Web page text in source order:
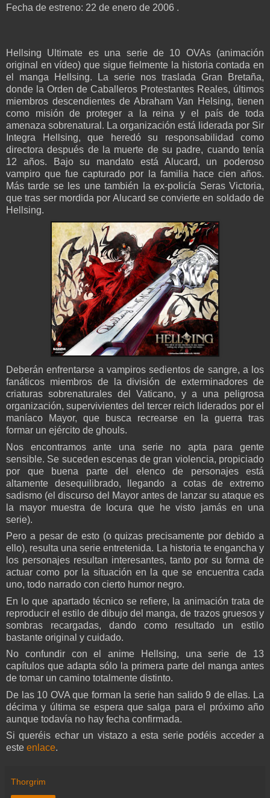
Fecha de estreno: 22 de enero de 2006 .
Hellsing Ultimate es una serie de 10 OVAs (animación
original en vídeo) que sigue fielmente la historia contada en
el manga Hellsing. La serie nos traslada Gran Bretaña,
donde la Orden de Caballeros Protestantes Reales, últimos
miembros descendientes de Abraham Van Helsing, tienen
como misión de proteger a la reina y el país de toda
amenaza sobrenatural. La organización está liderada por Sir
Integra Hellsing, que heredó su responsabilidad como
directora después de la muerte de su padre, cuando tenía
12 años. Bajo su mandato está Alucard, un poderoso
vampiro que fue capturado por la familia hace cien años.
Más tarde se les une también la ex-policía Seras Victoria,
que tras ser mordida por Alucard se convierte en soldado de
Hellsing.
Deberán enfrentarse a vampiros sedientos de sangre, a los
fanáticos miembros de la división de exterminadores de
criaturas sobrenaturales del Vaticano, y a una peligrosa
organización, supervivientes del tercer reich liderados por el
maníaco Mayor, que busca recrearse en la guerra tras
formar un ejército de ghouls.
Nos encontramos ante una serie no apta para gente
sensible. Se suceden escenas de gran violencia, propiciado
por que buena parte del elenco de personajes está
altamente desequilibrado, llegando a cotas de extremo
sadismo (el discurso del Mayor antes de lanzar su ataque es
la mayor muestra de locura que he visto jamás en una
serie).
Pero a pesar de esto (o quizas precisamente por debido a
ello), resulta una serie entretenida. La historia te engancha y
los personajes resultan interesantes, tanto por su forma de
actuar como por la situación en la que se encuentra cada
uno, todo narrado con cierto humor negro.
En lo que apartado técnico se refiere, la animación trata de
reproducir el estilo de dibujo del manga, de trazos gruesos y
sombras recargadas, dando como resultado un estilo
bastante original y cuidado.
No confundir con el anime Hellsing, una serie de 13
capítulos que adapta sólo la primera parte del manga antes
de tomar un camino totalmente distinto.
De las 10 OVA que forman la serie han salido 9 de ellas. La
décima y última se espera que salga para el próximo año
aunque todavía no hay fecha confirmada.
Si queréis echar un vistazo a esta serie podéis acceder a
este enlace.
Thorgrim